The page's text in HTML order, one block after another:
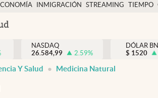
INMIGRACIÓN STREAMING TIEMPO
México
NASDAQ
26.584,99
2.59%
DÓLAR
$ 1520
Y Salud Medicina Natural